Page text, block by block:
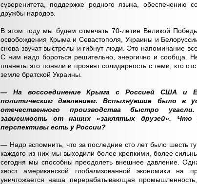
суверенитета, поддержке родного языка, обеспечению
дружбы народов.
В этом году мы будем отмечать 70-летие Великой
освобождения Крыма и Севастополя, Украины и
снова звучат выстрелы и гибнут люди. Это напоминание
С ним надо бороться решительно, энергично и сообща.
планеты это поняли и проявят солидарность с теми, кто
земле братской Украины.
— На воссоединение Крыма с Россией США и
политическим давлением. Вспыхнувшие было в
отечественного производства быстро
зависимость от наших «заклятых друзей».
перспективы есть у России?
— Надо вспомнить, что за последние сто лет было шесть
каждого из них мы выходили более крепкими, более
сегодня мы способны преодолеть внешнее давление.
хвост американской глобализованной экономики на
уничтожается наша перерабатывающая